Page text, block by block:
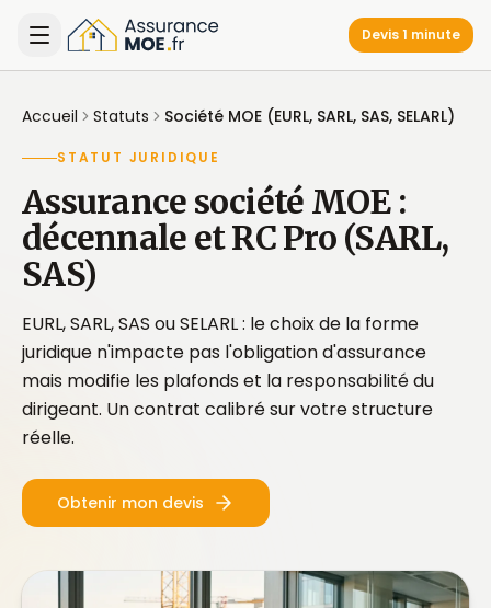
Devis 1 minute
Accueil Statuts Société MOE (EURL, SARL, SAS, SELARL)
STATUT JURIDIQUE
Assurance société MOE :
décennale et RC Pro (SARL,
SAS)
EURL, SARL, SAS ou SELARL : le choix de la forme
juridique n'impacte pas l'obligation d'assurance
mais modifie les plafonds et la responsabilité du
dirigeant. Un contrat calibré sur votre structure
réelle.
Obtenir mon devis